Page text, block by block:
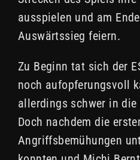
ausspielen und am
Auswärtssieg feiern.
Zu Beginn tat sich der
noch aufopferungsvoll
allerdings schwer in
Doch nachdem die
Angriffsbemühungen